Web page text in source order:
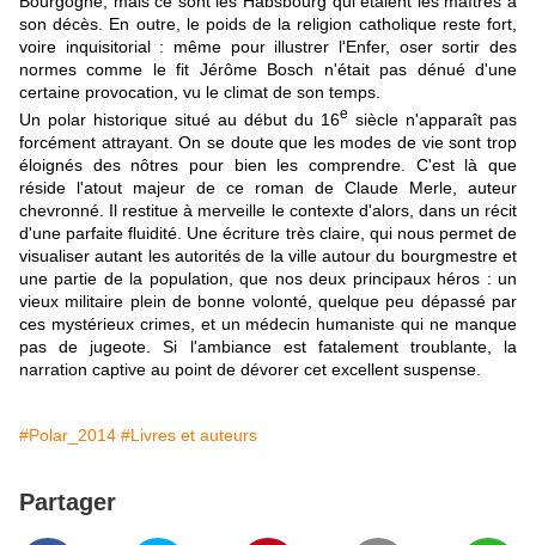
son décès. En outre, le poids de la religion catholique reste fort,
voire inquisitorial : même pour illustrer l'Enfer, oser sortir des
normes comme le fit Jérôme Bosch n'était pas dénué d'une
certaine provocation, vu le climat de son temps.
Un polar historique situé au début du 16e siècle n'apparaît pas
forcément attrayant. On se doute que les modes de vie sont trop
éloignés des nôtres pour bien les comprendre. C'est là que
réside l'atout majeur de ce roman de Claude Merle, auteur
chevronné. Il restitue à merveille le contexte d'alors, dans un récit
d'une parfaite fluidité. Une écriture très claire, qui nous permet de
visualiser autant les autorités de la ville autour du bourgmestre et
une partie de la population, que nos deux principaux héros : un
vieux militaire plein de bonne volonté, quelque peu dépassé par
ces mystérieux crimes, et un médecin humaniste qui ne manque
pas de jugeote. Si l'ambiance est fatalement troublante, la
narration captive au point de dévorer cet excellent suspense.
#Polar_2014 #Livres et auteurs
Partager